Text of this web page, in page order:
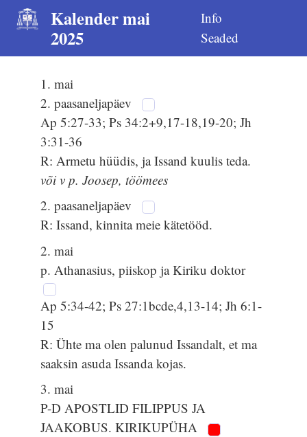
Kalender mai
2025
Info
Seaded
1. mai
2. paasaneljapäev
Ap 5:27-33; Ps 34:2+9,17-18,19-20; Jh
3:31-36
R: Armetu hüüdis, ja Issand kuulis teda.
või v p. Joosep, töömees
2. paasaneljapäev
R: Issand, kinnita meie kätetööd.
2. mai
p. Athanasius, piiskop ja Kiriku doktor
Ap 5:34-42; Ps 27:1bcde,4,13-14; Jh 6:1-
15
R: Ühte ma olen palunud Issandalt, et ma
saaksin asuda Issanda kojas.
3. mai
P-D APOSTLID FILIPPUS JA
JAAKOBUS. KIRIKUPÜHA